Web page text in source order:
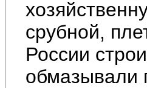
срубной,
России
обмазывали